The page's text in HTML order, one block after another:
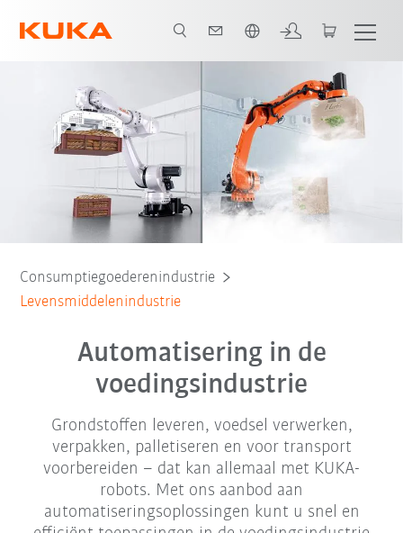
Paper Video Software Services Contact
Consumptiegoederenindustrie
Levensmiddelenindustrie
Automatisering in de
voedingsindustrie
Grondstoffen leveren, voedsel verwerken,
verpakken, palletiseren en voor transport
voorbereiden – dat kan allemaal met KUKA-
robots. Met ons aanbod aan
automatiseringsoplossingen kunt u snel en